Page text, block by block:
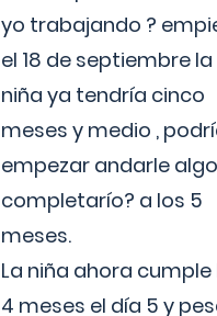
yo trabajando ?
el 18 de septiembre la
niña ya tendría cinco
meses y medio ,
empezar andarle algo
completarío? a los 5
meses.
La niña ahora cumple
4 meses el día 5 y